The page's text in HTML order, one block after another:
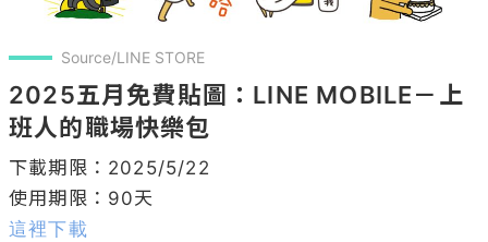
Source/LINE STORE
2025五月免費貼圖：LINE MOBILE－上
班人的職場快樂包
下載期限：2025/5/22
這裡下載